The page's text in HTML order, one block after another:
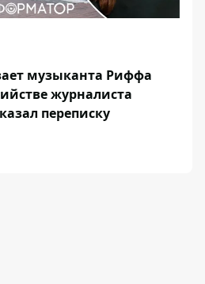
музыканта Риффа
журналиста
переписку